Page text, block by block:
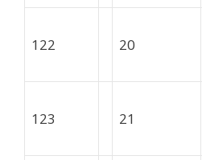
122 20
123 21